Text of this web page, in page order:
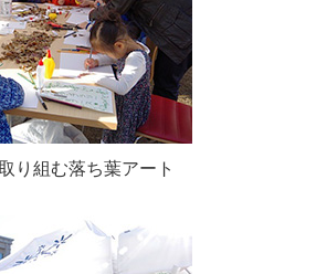
り組む落ち葉アート